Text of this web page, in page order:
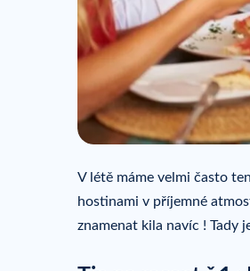
V létě máme velmi často
hostinami v příjemné
znamenat kila navíc ! Tady